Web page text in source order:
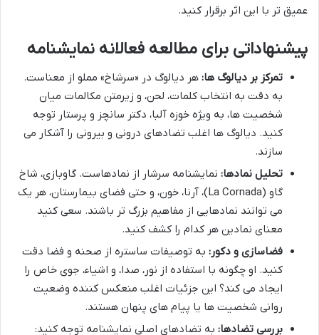
عمیق تر با این اثر برقرار کنید.
پیشنهاداتی برای مطالعه فعالانه نمایشنامه
تمرکز بر دیالوگ ها: هر دیالوگ در «سرشاخ» مملو از معناست.
به دقت به انتخاب کلمات، لحن، و زیرمتن مکالمات میان
شخصیت ها، به ویژه خوزه آلبا، دکتر سانچز و پرستار توجه
کنید. دیالوگ ها اغلب تضادهای درونی و بیرونی را آشکار می
سازند.
تحلیل نمادها: نمایشنامه سرشار از نمادهاست. گاوبازی، شاخ
گاو (La Cornada)، آرنا، خون، و حتی فضای بیمارستان، هر یک
می توانند نمادهایی از مفاهیم بزرگ تر باشند. سعی کنید
معنای نمادین هر کدام را کشف کنید.
فضاسازی و دکور: به توصیفات ساستره از صحنه و فضا دقت
کنید. او چگونه با استفاده از نور، صدا، و اشیاء، جوی خاص را
ایجاد می کند؟ این جزئیات اغلب منعکس کننده وضعیت
روانی شخصیت ها یا پیام های پنهان هستند.
بررسی تضادها: به تضادهای اصلی نمایشنامه توجه کنید: